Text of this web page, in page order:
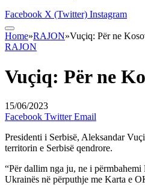
Facebook X (Twitter) Instagram
Home»RAJON»Vuçiq: Për ne
RAJON
Vuçiq: Për ne
15/06/2023
Facebook Twitter Email
Presidenti i Serbisë, Aleksandar
territorin e Serbisë qendrore.
“Për dallim nga ju, ne i
Ukrainës në përputhje me Karta e